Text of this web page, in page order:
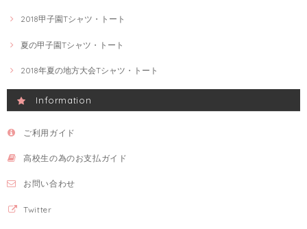
2018甲子園Tシャツ・トート
夏の甲子園Tシャツ・トート
2018年夏の地方大会Tシャツ・トート
Information
ご利用ガイド
高校生の為のお支払ガイド
お問い合わせ
Twitter